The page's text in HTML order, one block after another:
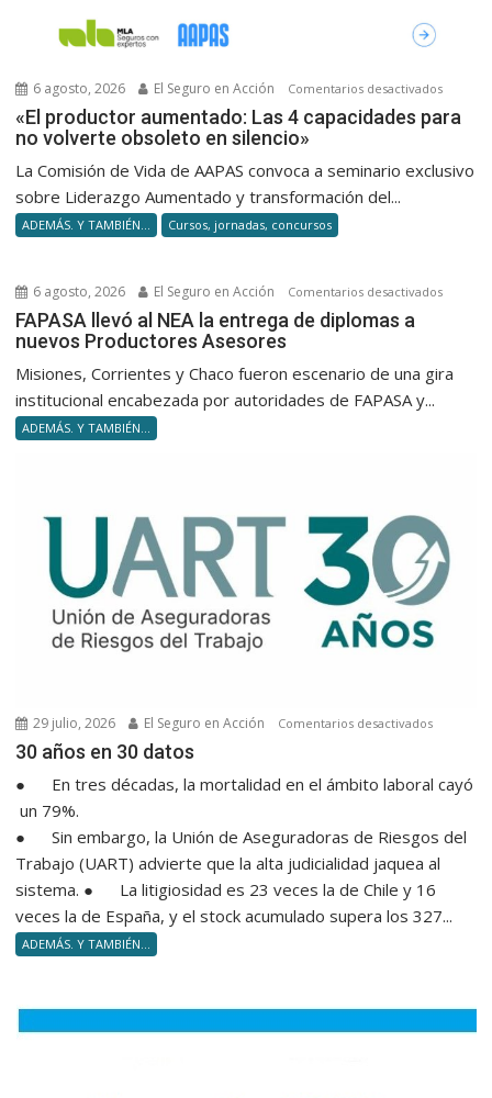
6 agosto, 2026 El Seguro en Acción Comentarios desactivadosen
«El
«El productor aumentado: Las 4 capacidades para
no volverte obsoleto en silencio»
La Comisión de Vida de AAPAS convoca a seminario exclusivo
sobre Liderazgo Aumentado y transformación del...
ADEMÁS. Y TAMBIÉN... Cursos, jornadas, concursos
6 agosto, 2026 El Seguro en Acción Comentarios desactivadosen
nuevos
FAPASA llevó al NEA la entrega de diplomas a
nuevos Productores Asesores
Misiones, Corrientes y Chaco fueron escenario de una gira
institucional encabezada por autoridades de FAPASA y...
ADEMÁS. Y TAMBIÉN...
29 julio, 2026 El Seguro en Acción Comentarios desactivadosen
30 años en 30 datos
● En tres décadas, la mortalidad en el ámbito laboral cayó
un 79%.
● Sin embargo, la Unión de Aseguradoras de Riesgos del
Trabajo (UART) advierte que la alta judicialidad jaquea al
sistema. ● La litigiosidad es 23 veces la de Chile y 16
veces la de España, y el stock acumulado supera los 327...
ADEMÁS. Y TAMBIÉN...